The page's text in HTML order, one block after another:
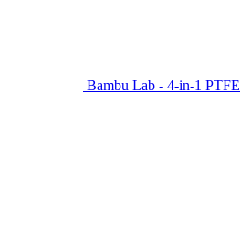
Bambu Lab - 4-in-1 PTFE